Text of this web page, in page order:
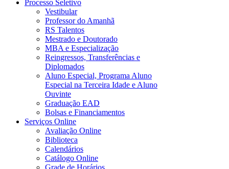
Processo Seletivo
Vestibular
Professor do Amanhã
RS Talentos
Mestrado e Doutorado
MBA e Especialização
Reingressos, Transferências e
Diplomados
Aluno Especial, Programa Aluno
Especial na Terceira Idade e Aluno
Ouvinte
Graduação EAD
Bolsas e Financiamentos
Serviços Online
Avaliação Online
Biblioteca
Calendários
Catálogo Online
Grade de Horários